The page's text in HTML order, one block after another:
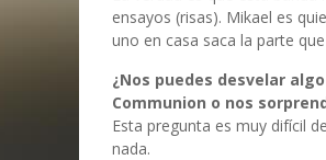
ensayos (risas). Mikael es
uno en casa saca la parte
¿Nos puedes desvelar
Communion o nos
Esta pregunta es muy difícil
nada.